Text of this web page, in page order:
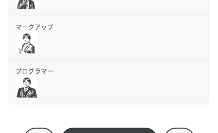
マークアップ
プログラマー